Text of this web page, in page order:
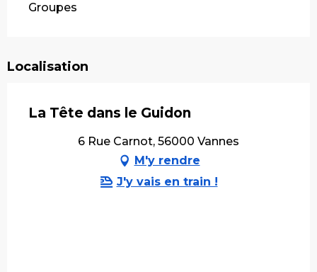
Groupes
Localisation
La Tête dans le Guidon
6 Rue Carnot, 56000 Vannes
M'y rendre
J'y vais en train !